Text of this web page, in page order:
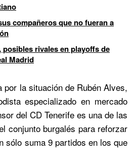
compañeros que no fueran a
rivales en playoffs de
Madrid
por la situación de Rubén Alves,
especializado en mercado
del CD Tenerife es una de las
conjunto burgalés para reforzar
sólo suma 9 partidos en los que